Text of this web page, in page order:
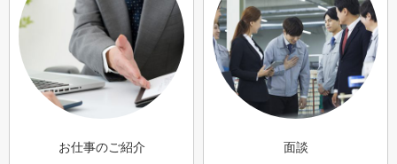
お仕事のご紹介 面談